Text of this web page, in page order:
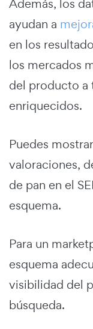
Además, los
ayudan a
en los
los mercados
del producto a
enriquecidos.
Puedes
valoraciones,
de pan en el
esquema.
Para un
esquema
visibilidad del
búsqueda.